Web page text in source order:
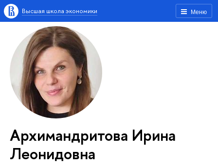
Меню
Высшая школа экономики
Архимандритова Ирина
Леонидовна